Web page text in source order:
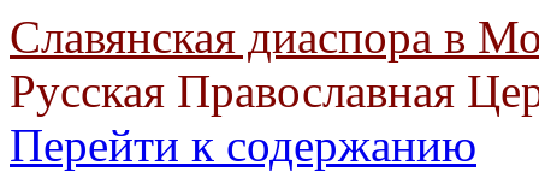
Славянская диаспора в
Русская Православная
Перейти к содержанию